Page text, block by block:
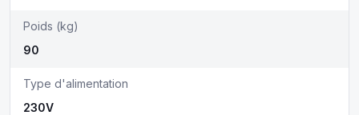
Poids (kg)
90
Type d'alimentation
230V